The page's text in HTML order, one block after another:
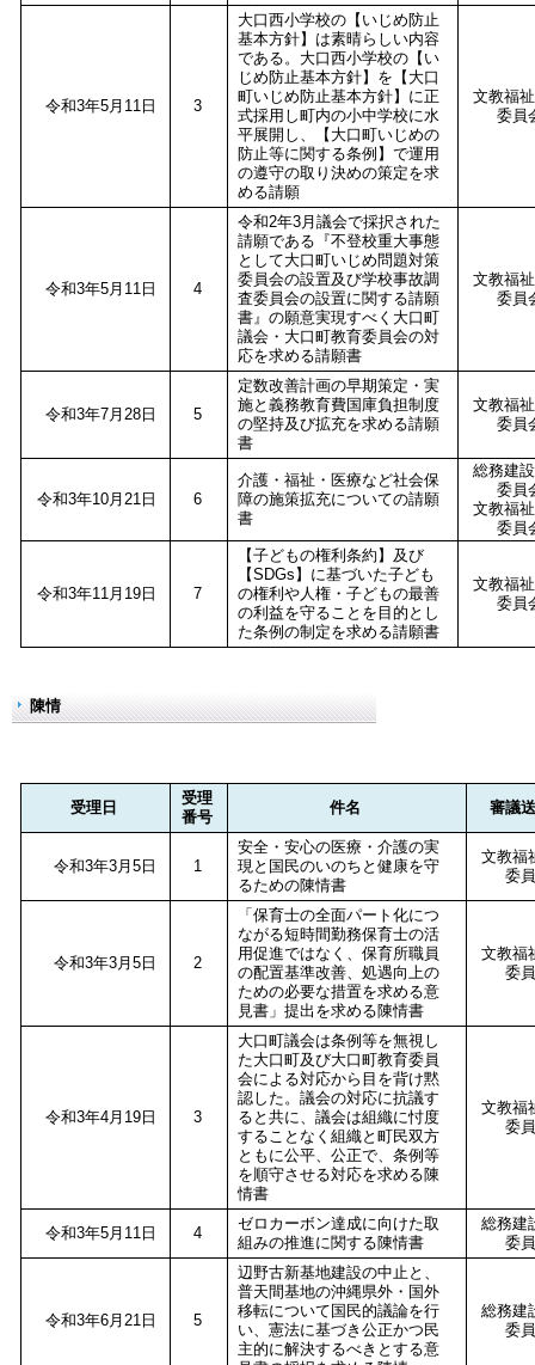
令和3年5月11日 3
大口西小学校の【いじめ防止
基本方針】は素晴らしい内容
である。大口西小学校の【い
じめ防止基本方針】を【大口
町いじめ防止基本方針】に正
式採用し町内の小中学校に水
平展開し、【大口町いじめの
防止等に関する条例】で運用
の遵守の取り決めの策定を求
める請願
文教福
委員
令和3年5月11日 4
令和2年3月議会で採択された
請願である『不登校重大事態
として大口町いじめ問題対策
委員会の設置及び学校事故調
査委員会の設置に関する請願
書』の願意実現すべく大口町
議会・大口町教育委員会の対
応を求める請願書
文教福
委員
令和3年7月28日 5
定数改善計画の早期策定・実
施と義務教育費国庫負担制度
の堅持及び拡充を求める請願
書
文教福
委員
令和3年10月21日 6
介護・福祉・医療など社会保
障の施策拡充についての請願
書
総務建
委員
文教福
委員
令和3年11月19日 7
【子どもの権利条約】及び
【SDGs】に基づいた子ども
の権利や人権・子どもの最善
の利益を守ることを目的とし
た条例の制定を求める請願書
文教福
委員
陳情
受理日
受理
番号
件名 審議
令和3年3月5日 1
安全・安心の医療・介護の実
現と国民のいのちと健康を守
るための陳情書
文教福
委
令和3年3月5日 2
「保育士の全面パート化につ
ながる短時間勤務保育士の活
用促進ではなく、保育所職員
の配置基準改善、処遇向上の
ための必要な措置を求める意
見書」提出を求める陳情書
文教福
委
令和3年4月19日 3
大口町議会は条例等を無視し
た大口町及び大口町教育委員
会による対応から目を背け黙
認した。議会の対応に抗議す
ると共に、議会は組織に忖度
することなく組織と町民双方
ともに公平、公正で、条例等
を順守させる対応を求める陳
情書
文教福
委
令和3年5月11日 4
ゼロカーボン達成に向けた取
組みの推進に関する陳情書
総務建
委
令和3年6月21日 5
辺野古新基地建設の中止と、
普天間基地の沖縄県外・国外
移転について国民的議論を行
い、憲法に基づき公正かつ民
主的に解決するべきとする意
総務建
委